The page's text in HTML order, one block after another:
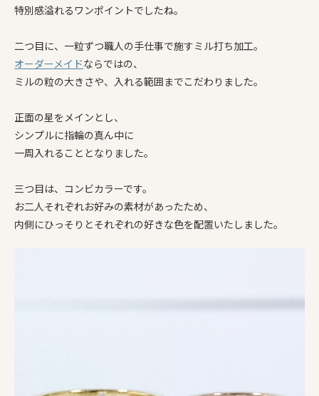
特別感溢れるワンポイントでしたね。
二つ目に、一粒ずつ職人の手仕事で施すミル打ち加工。
オーダーメイドならではの、
ミルの粒の大きさや、入れる範囲までこだわりました。
正面の星をメインとし、
シンプルに指輪の真ん中に
一周入れることとなりました。
三つ目は、コンビカラーです。
お二人それぞれお好みの素材があったため、
内側にひっそりとそれぞれの好きな色を配置いたしました。